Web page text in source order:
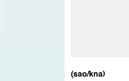
(sao/kna)